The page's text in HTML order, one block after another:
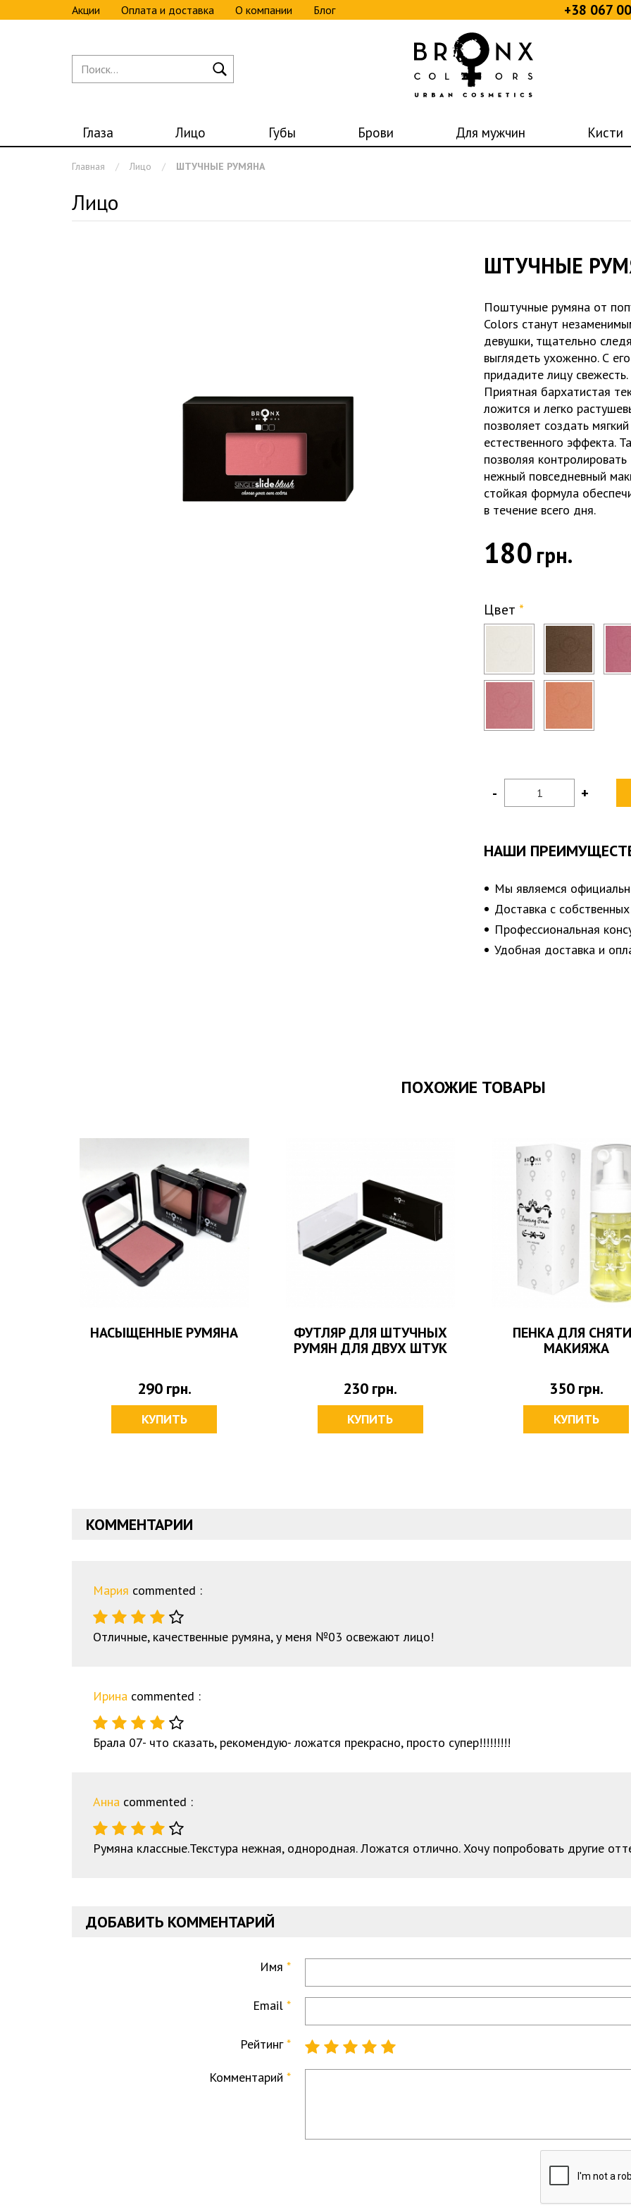
Акции Оплата и доставка О компании Блог +38 067
Глаза Лицо Губы Брови Для мужчин Кисти
Главная Лицо ШТУЧНЫЕ РУМЯНА
Лицо
ШТУЧНЫЕ
Поштучные румяна от
Colors станут
девушки, тщательно
выглядеть ухоженно. С
придадите лицу свежесть.
Приятная бархатистая
ложится и легко
позволяет создать
естественного эффекта.
позволяя
нежный повседневный
стойкая формула
в течение всего дня.
180 грн.
Цвет
+
-
НАШИ
Мы являемся
Доставка с
Профессиональная
Удобная доставка и
ПОХОЖИЕ ТОВАРЫ
НАСЫЩЕННЫЕ РУМЯНА
290 грн.
КУПИТЬ
ФУТЛЯР ДЛЯ ШТУЧНЫХ
РУМЯН ДЛЯ ДВУХ ШТУК
230 грн.
КУПИТЬ
ПЕНКА ДЛЯ
МАКИЯЖА
350 грн.
КУПИТЬ
КОММЕНТАРИИ
Мария commented :
Отличные, качественные румяна, у меня №03 освежают лицо!
Ирина commented :
Брала 07- что сказать, рекомендую- ложатся прекрасно, просто супер!!!!!!!!!
Анна commented :
Румяна классные.Текстура нежная, однородная. Ложатся отлично. Хочу попробовать другие
ДОБАВИТЬ КОММЕНТАРИЙ
Имя
Email
Рейтинг
Комментарий